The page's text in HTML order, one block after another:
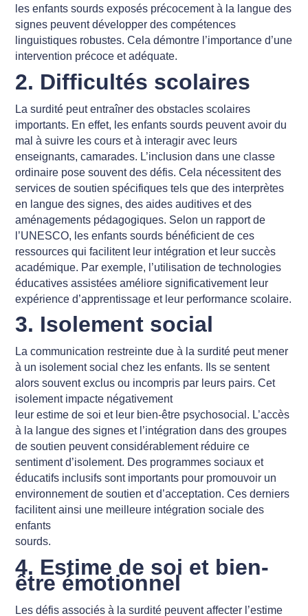
les enfants sourds exposés précocement à la langue des
signes peuvent développer des compétences
linguistiques robustes. Cela démontre l’importance d’une
intervention précoce et adéquate.
2. Difficultés scolaires
La surdité peut entraîner des obstacles scolaires
importants. En effet, les enfants sourds peuvent avoir du
mal à suivre les cours et à interagir avec leurs
enseignants, camarades. L’inclusion dans une classe
ordinaire pose souvent des défis. Cela nécessitent des
services de soutien spécifiques tels que des interprètes
en langue des signes, des aides auditives et des
aménagements pédagogiques. Selon un rapport de
l’UNESCO, les enfants sourds bénéficient de ces
ressources qui facilitent leur intégration et leur succès
académique. Par exemple, l’utilisation de technologies
éducatives assistées améliore significativement leur
expérience d’apprentissage et leur performance scolaire.
3. Isolement social
La communication restreinte due à la surdité peut mener
à un isolement social chez les enfants. Ils se sentent
alors souvent exclus ou incompris par leurs pairs. Cet
isolement impacte négativement
leur estime de soi et leur bien-être psychosocial. L’accès
à la langue des signes et l’intégration dans des groupes
de soutien peuvent considérablement réduire ce
sentiment d’isolement. Des programmes sociaux et
éducatifs inclusifs sont importants pour promouvoir un
environnement de soutien et d’acceptation. Ces derniers
facilitent ainsi une meilleure intégration sociale des
enfants
sourds.
4. Estime de soi et bien-
être émotionnel
Les défis associés à la surdité peuvent affecter l’estime